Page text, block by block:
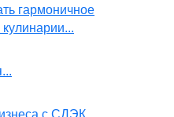
гармоничное